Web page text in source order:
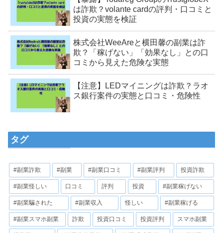
は詐欺？volante cardの評判・口コミと
投資の実態を検証
株式会社WeeAreと横田馨の副業は詐
欺？「稼げない」「効果なし」との口
コミから見えた危険な実態
【注意】LEDマイニングは詐欺？ラオ
ス銀行案件の実態と口コミ・危険性
タグ
#副業詐欺 #副業 #副業口コミ #副業評判 投資詐欺
#副業怪しい 口コミ 評判 投資 #副業稼げない
#副業騙された #副業収入 怪しい #副業稼げる
#副業スマホ副業 詐欺 投資口コミ 投資評判 スマホ副業